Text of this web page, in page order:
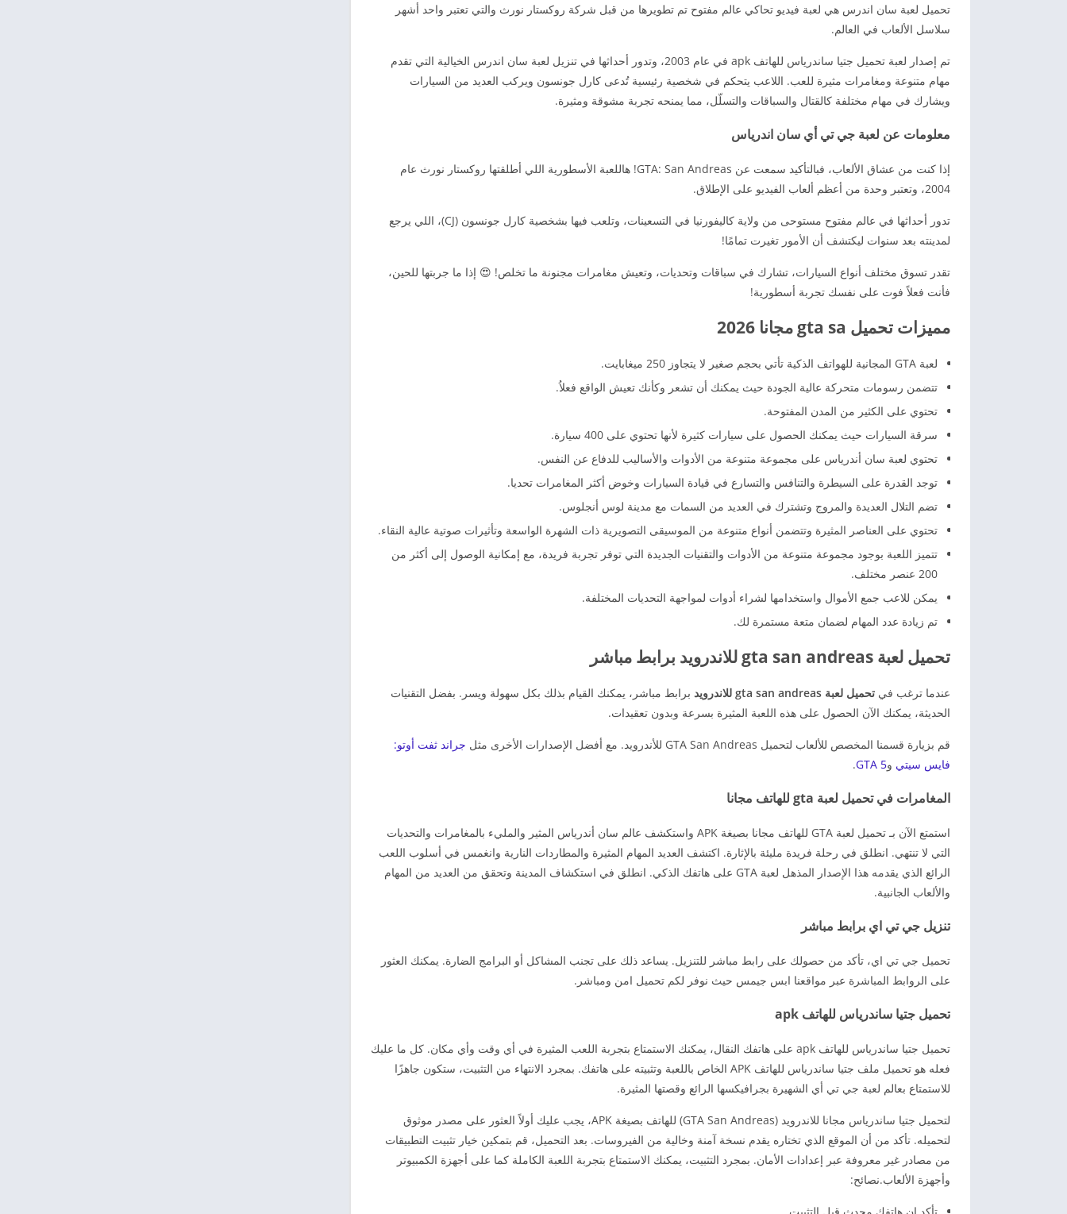
تحميل لعبة سان اندرس هي لعبة فيديو تحاكي عالم مفتوح تم تطويرها من قبل شركة روكستار نورث والتي تعتبر واحد أشهر
سلاسل الألعاب في العالم.
تم إصدار لعبة تحميل جتيا ساندرياس للهاتف apk في عام 2003، وتدور أحداثها في تنزيل لعبة سان اندرس الخيالية التي تقدم
مهام متنوعة ومغامرات مثيرة للعب. اللاعب يتحكم في شخصية رئيسية تُدعى كارل جونسون ويركب العديد من السيارات
ويشارك في مهام مختلفة كالقتال والسباقات والتسلّل، مما يمنحه تجربة مشوقة ومثيرة.
معلومات عن لعبة جي تي أي سان اندرياس
إذا كنت من عشاق الألعاب، فبالتأكيد سمعت عن GTA: San Andreas! هاللعبة الأسطورية اللي أطلقتها روكستار نورث عام
2004، وتعتبر وحدة من أعظم ألعاب الفيديو على الإطلاق.
تدور أحداثها في عالم مفتوح مستوحى من ولاية كاليفورنيا في التسعينات، وتلعب فيها بشخصية كارل جونسون (CJ)، اللي يرجع
لمدينته بعد سنوات ليكتشف أن الأمور تغيرت تمامًا!
تقدر تسوق مختلف أنواع السيارات، تشارك في سباقات وتحديات، وتعيش مغامرات مجنونة ما تخلص! 😍 إذا ما جربتها للحين،
فأنت فعلاً فوت على نفسك تجربة أسطورية!
مميزات تحميل gta sa مجانا 2026
لعبة GTA المجانية للهواتف الذكية تأتي بحجم صغير لا يتجاوز 250 ميغابايت.
تتضمن رسومات متحركة عالية الجودة حيث يمكنك أن تشعر وكأنك تعيش الواقع فعلاُ.
تحتوي على الكثير من المدن المفتوحة.
سرقة السيارات حيث يمكنك الحصول على سيارات كثيرة لأنها تحتوي على 400 سيارة.
تحتوي لعبة سان أندرياس على مجموعة متنوعة من الأدوات والأساليب للدفاع عن النفس.
توجد القدرة على السيطرة والتنافس والتسارع في قيادة السيارات وخوض أكثر المغامرات تحديا.
تضم التلال العديدة والمروج وتشترك في العديد من السمات مع مدينة لوس أنجلوس.
تحتوي على العناصر المثيرة وتتضمن أنواع متنوعة من الموسيقى التصويرية ذات الشهرة الواسعة وتأثيرات صوتية عالية النقاء.
تتميز اللعبة بوجود مجموعة متنوعة من الأدوات والتقنيات الجديدة التي توفر تجربة فريدة، مع إمكانية الوصول إلى أكثر من
200 عنصر مختلف.
يمكن للاعب جمع الأموال واستخدامها لشراء أدوات لمواجهة التحديات المختلفة.
تم زيادة عدد المهام لضمان متعة مستمرة لك.
تحميل لعبة gta san andreas للاندرويد برابط مباشر
عندما ترغب في تحميل لعبة gta san andreas للاندرويد
برابط مباشر، يمكنك القيام بذلك بكل سهولة ويسر. بفضل التقنيات
الحديثة، يمكنك الآن الحصول على هذه اللعبة المثيرة بسرعة وبدون تعقيدات.
قم بزيارة قسمنا المخصص للألعاب لتحميل GTA San Andreas للأندرويد. مع أفضل الإصدارات الأخرى مثل
جراند ثفت أوتو:
فايس سيتي وGTA 5
.
المغامرات في تحميل لعبة gta للهاتف مجانا
استمتع الآن بـ تحميل لعبة GTA للهاتف مجانا بصيغة APK واستكشف عالم سان أندرياس المثير والمليء بالمغامرات والتحديات
التي لا تنتهي. انطلق في رحلة فريدة مليئة بالإثارة. اكتشف العديد المهام المثيرة والمطاردات النارية وانغمس في أسلوب اللعب
الرائع الذي يقدمه هذا الإصدار المذهل لعبة GTA على هاتفك الذكي. انطلق في استكشاف المدينة وتحقق من العديد من المهام
والألعاب الجانبية.
تنزيل جي تي اي برابط مباشر
تحميل جي تي اي، تأكد من حصولك على رابط مباشر للتنزيل. يساعد ذلك على تجنب المشاكل أو البرامج الضارة. يمكنك العثور
على الروابط المباشرة عبر مواقعنا ابس جيمس حيث نوفر لكم تحميل امن ومباشر.
تحميل جتيا ساندرياس للهاتف apk
تحميل جتيا ساندرياس للهاتف apk على هاتفك النقال، يمكنك الاستمتاع بتجربة اللعب المثيرة في أي وقت وأي مكان. كل ما عليك
فعله هو تحميل ملف جتيا ساندرياس للهاتف APK الخاص باللعبة وتثبيته على هاتفك. بمجرد الانتهاء من التثبيت، ستكون جاهزًا
للاستمتاع بعالم لعبة جي تي أي الشهيرة بجرافيكسها الرائع وقصتها المثيرة.
لتحميل جتيا ساندرياس مجانا للاندرويد (GTA San Andreas) للهاتف بصيغة APK، يجب عليك أولاً العثور على مصدر موثوق
لتحميله. تأكد من أن الموقع الذي تختاره يقدم نسخة آمنة وخالية من الفيروسات. بعد التحميل، قم بتمكين خيار تثبيت التطبيقات
من مصادر غير معروفة عبر إعدادات الأمان. بمجرد التثبيت، يمكنك الاستمتاع بتجربة اللعبة الكاملة كما على أجهزة الكمبيوتر
وأجهزة الألعاب.نصائح:
تأكد ان هاتفك محدث قبل التثبيت.